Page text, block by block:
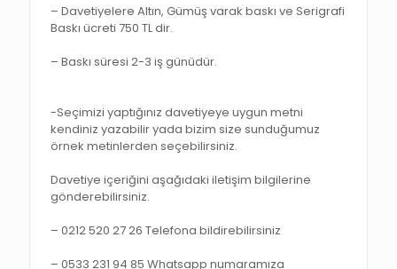
– Davetiyelere Altın, Gümüş varak baskı ve Serigrafi
Baskı ücreti 750 TL dir.
– Baskı süresi 2-3 iş günüdür.
-Seçimizi yaptığınız davetiyeye uygun metni
kendiniz yazabilir yada bizim size sunduğumuz
örnek metinlerden seçebilirsiniz.
Davetiye içeriğini aşağıdaki iletişim bilgilerine
gönderebilirsiniz.
– 0212 520 27 26 Telefona bildirebilirsiniz
– 0533 231 94 85 Whatsapp numaramıza